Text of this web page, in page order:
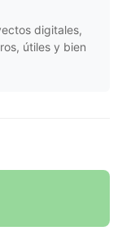
digitales,
útiles y bien